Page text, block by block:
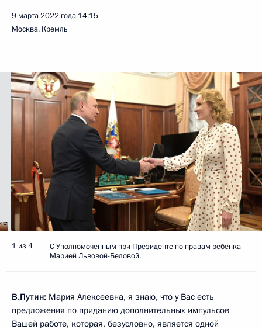
9 марта 2022 года 14:15
Москва, Кремль
1 из 4
С Уполномоченным при Президенте по правам ребёнка
Марией Львовой-Беловой.
В.Путин: Мария Алексеевна, я знаю, что у Вас есть
предложения по приданию дополнительных импульсов
Вашей работе, которая, безусловно, является одной